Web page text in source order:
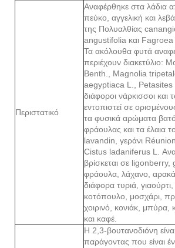
Περιστατικό
Αναφέρθηκε στα λάδια
πεύκο, αγγελική και
της Πολυαλθίας
angustifolia και
Τα ακόλουθα φυτά
περιέχουν διακετύλιο:
Benth., Magnolia
aegyptiaca L., Petasites
διάφοροι νάρκισσοι και
εντοπιστεί σε
τα φυσικά αρώματα
φράουλας και τα έλαια
lavandin, γεράνι
Cistus ladaniferus L.
βρίσκεται σε
φράουλα, λάχανο,
διάφορα τυριά,
κοτόπουλο, μοσχάρι,
χοιρινό, κονιάκ, μπύρα,
και καφέ.
Η 2,3-βουτανοδιόνη
παράγοντας που είναι